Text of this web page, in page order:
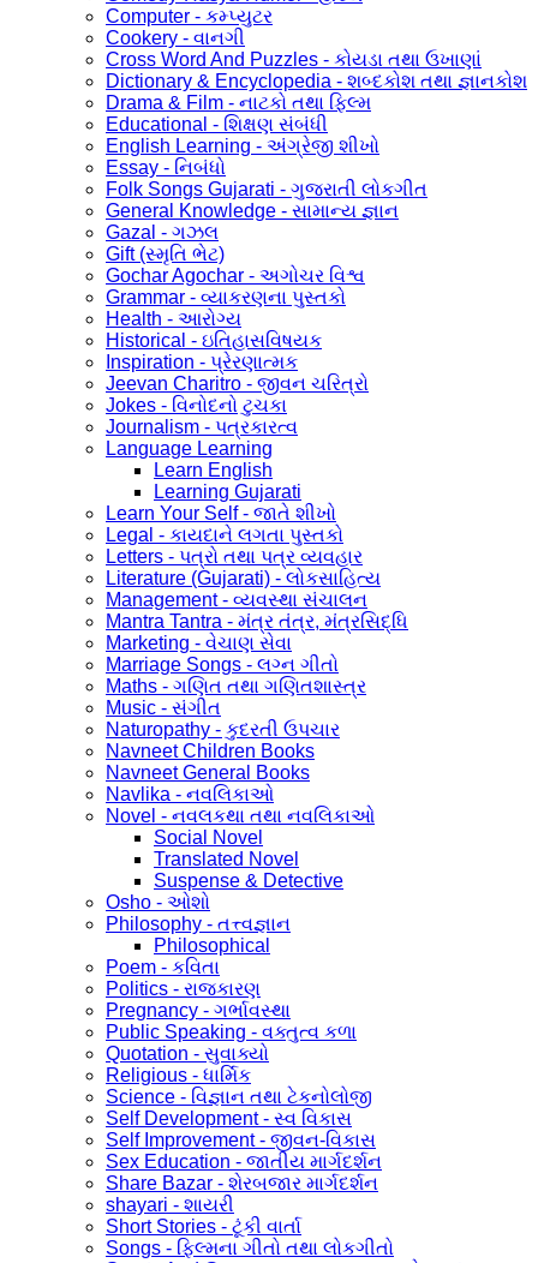
Computer - કમ્પ્યુટર
Cookery - વાનગી
Cross Word And Puzzles - કોયડા તથા ઉખાણાં
Dictionary & Encyclopedia - શબ્દકોશ તથા જ્ઞાનકોશ
Drama & Film - નાટકો તથા ફિલ્મ
Educational - શિક્ષણ સંબંધી
English Learning - અંગ્રેજી શીખો
Essay - નિબંધો
Folk Songs Gujarati - ગુજરાતી લોકગીત
General Knowledge - સામાન્ય જ્ઞાન
Gazal - ગઝલ
Gift (સ્મૃતિ ભેટ)
Gochar Agochar - અગોચર વિશ્વ
Grammar - વ્યાકરણના પુસ્તકો
Health - આરોગ્ય
Historical - ઇતિહાસવિષયક
Inspiration - પ્રેરણાત્મક
Jeevan Charitro - જીવન ચરિત્રો
Jokes - વિનોદનો ટુચકા
Journalism - પત્રકારત્વ
Language Learning
Learn English
Learning Gujarati
Learn Your Self - જાતે શીખો
Legal - કાયદાને લગતા પુસ્તકો
Letters - પત્રો તથા પત્ર વ્યવહાર
Literature (Gujarati) - લોકસાહિત્ય
Management - વ્યવસ્થા સંચાલન
Mantra Tantra - મંત્ર તંત્ર, મંત્રસિદ્ધિ
Marketing - વેચાણ સેવા
Marriage Songs - લગ્ન ગીતો
Maths - ગણિત તથા ગણિતશાસ્ત્ર
Music - સંગીત
Naturopathy - કુદરતી ઉપચાર
Navneet Children Books
Navneet General Books
Navlika - નવલિકાઓ
Novel - નવલકથા તથા નવલિકાઓ
Social Novel
Translated Novel
Suspense & Detective
Osho - ઓશો
Philosophy - તત્ત્વજ્ઞાન
Philosophical
Poem - કવિતા
Politics - રાજકારણ
Pregnancy - ગર્ભાવસ્થા
Public Speaking - વક્તુત્વ કળા
Quotation - સુવાક્યો
Religious - ધાર્મિક
Science - વિજ્ઞાન તથા ટેકનોલોજી
Self Development - સ્વ વિકાસ
Self Improvement - જીવન-વિકાસ
Sex Education - જાતીય માર્ગદર્શન
Share Bazar - શેરબજાર માર્ગદર્શન
shayari - શાયરી
Short Stories - ટૂંકી વાર્તા
Songs - ફિલ્મના ગીતો તથા લોકગીતો